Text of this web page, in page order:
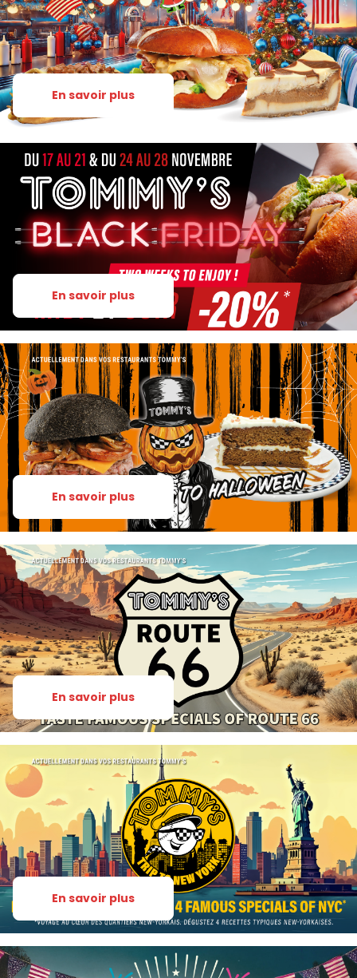
En savoir plus
En savoir plus
En savoir plus
En savoir plus
En savoir plus